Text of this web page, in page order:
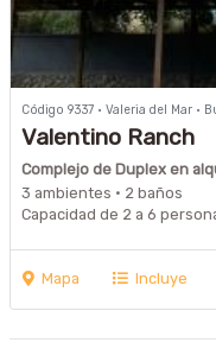
Código 9337 · Valeria del Mar ·
Valentino Ranch
Complejo de Duplex en
3 ambientes · 2 baños
Capacidad de 2 a 6
Mapa Incluye